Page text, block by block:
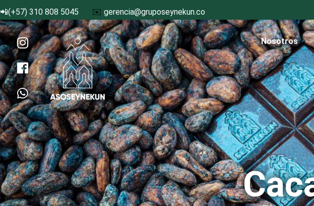
📲(+57) 310 808 5045 ✉️ gerencia@gruposeynekun.co
Nosotros